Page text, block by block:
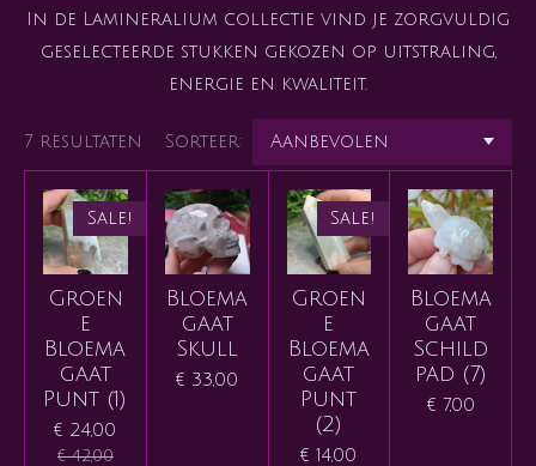
In de Lamineralium collectie vind je zorgvuldig
geselecteerde stukken gekozen op uitstraling,
energie en kwaliteit.
7 resultaten Sorteer:
Sale!
Groen
e
Bloema
gaat
Punt (1)
€ 24,00
€ 42,00
Bloema
gaat
Skull
€ 33,00
Sale!
Groen
e
Bloema
gaat
Punt
(2)
€ 14,00
Bloema
gaat
Schild
pad (7)
€ 7,00